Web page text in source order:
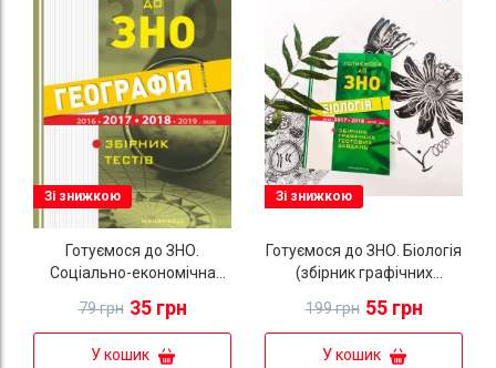
Зі знижкою
Готуємося до ЗНО.
Соціально-економічна
тестів)35 грн
79 грн
У кошик
Зі знижкою
Готуємося до ЗНО. Біологія
(збірник графічних
55 грн
199 грн
У кошик